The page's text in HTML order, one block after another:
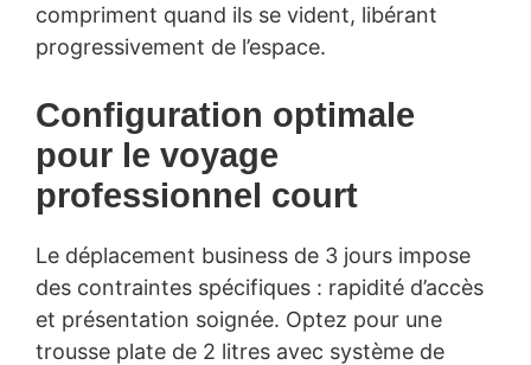
compriment quand ils se vident, libérant
progressivement de l’espace.
Configuration optimale
pour le voyage
professionnel court
Le déplacement business de 3 jours impose
des contraintes spécifiques : rapidité d’accès
et présentation soignée. Optez pour une
trousse plate de 2 litres avec système de